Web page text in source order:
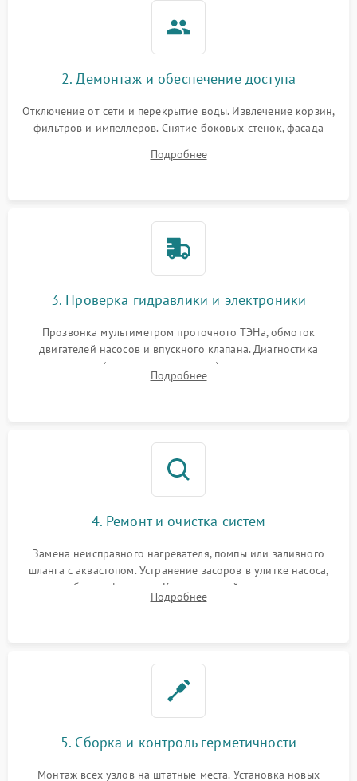
2. Демонтаж и обеспечение доступа
Отключение от сети и перекрытие воды. Извлечение корзин,
фильтров и импеллеров. Снятие боковых стенок, фасада
циркуляционному насосу, ТЭНу и сливной помпе.
Подробнее
3. Проверка гидравлики и электроники
Прозвонка мультиметром проточного ТЭНа, обмоток
двигателей насосов и впускного клапана. Диагностика
прессостата (датчика уровня воды), датчика мутности,
концевика дверцы и электронного модуля управления.
Подробнее
4. Ремонт и очистка систем
Замена неисправного нагревателя, помпы или заливного
шланга с аквастопом. Устранение засоров в улитке насоса,
патрубках и фильтрах. Компонентный ремонт платы
управления, восстановление поврежденной проводки.
Подробнее
5. Сборка и контроль герметичности
Монтаж всех узлов на штатные места. Установка новых